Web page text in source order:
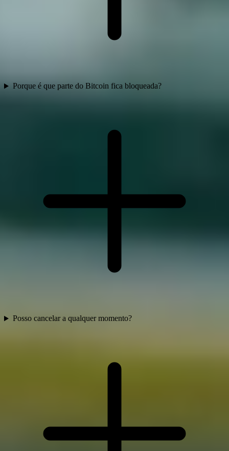
Porque é que parte do Bitcoin fica bloqueada?
Posso cancelar a qualquer momento?